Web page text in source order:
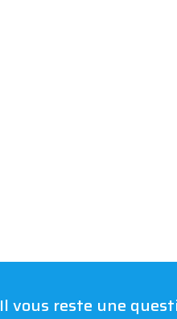
Il vous reste une